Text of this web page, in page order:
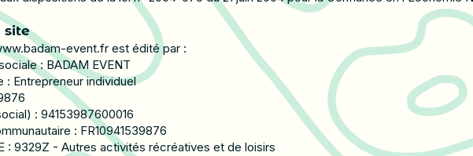
site
event.fr est édité par :
: BADAM EVENT
: Entrepreneur individuel
: 94153987600016
: FR10941539876
: 9329Z - Autres activités récréatives et de loisirs